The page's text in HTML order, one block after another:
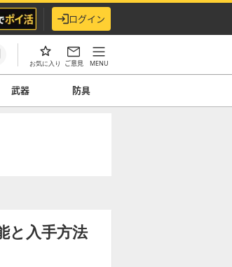
ログイン
お気に入り ご意見 MENU
武器 防具
と入手方法